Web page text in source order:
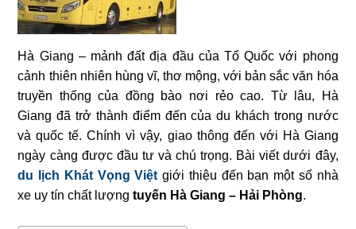
Hà Giang – mảnh đất địa đầu của Tổ Quốc với phong
cảnh thiên nhiên hùng vĩ, thơ mộng, với bản sắc văn hóa
truyền thống của đồng bào nơi rẻo cao. Từ lâu, Hà
Giang đã trở thành điểm đến của du khách trong nước
và quốc tế. Chính vì vậy, giao thông đến với Hà Giang
ngày càng được đầu tư và chú trọng. Bài viết dưới đây,
du lịch Khát Vọng Việt giới thiệu đến bạn một số nhà
xe uy tín chất lượngtuyến Hà Giang – Hải Phòng.